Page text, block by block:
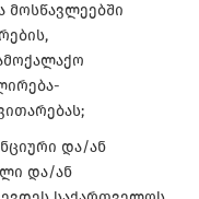
მოსწავლეებში
და/ან
და/ან